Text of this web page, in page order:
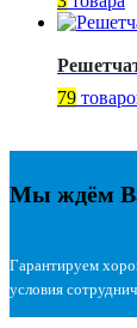
79
Мы ждём
Гарантируем
условия